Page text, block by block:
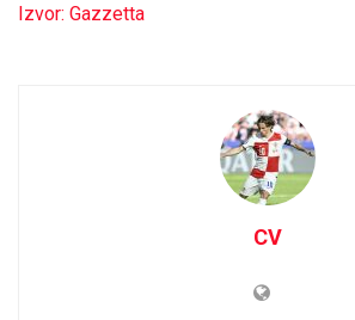
Izvor: Gazzetta
CV